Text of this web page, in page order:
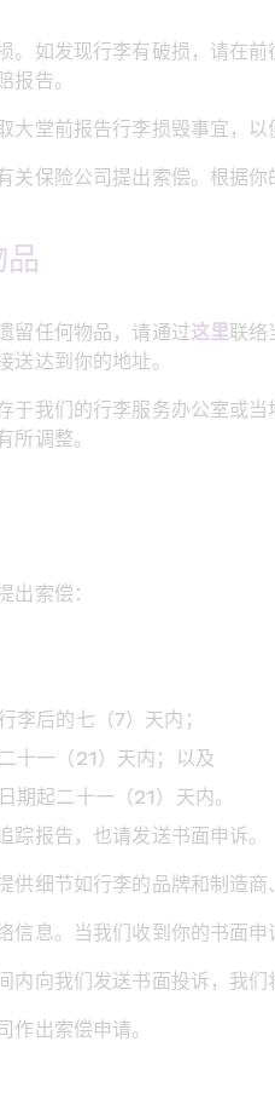
如发现行李有破损，请在
告。
堂前报告行李损毁事宜，以
保险公司提出索偿。根据
留任何物品，请通过这里联络
达到你的地址。
于我们的行李服务办公室或
调整。
索偿：
李后的七（7）天内；
十一（21）天内；以及
期起二十一（21）天内。
报告，也请发送书面申诉。
细节如行李的品牌和制造
信息。当我们收到你的书面申
向我们发送书面投诉，我们
出索偿申请。